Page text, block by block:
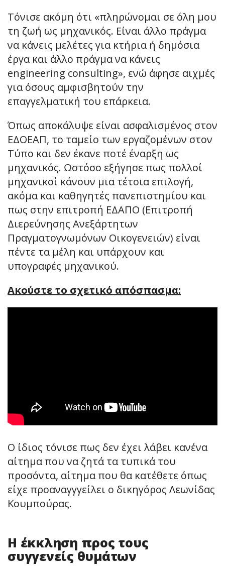
Τόνισε ακόμη ότι «πληρώνομαι σε όλη μου
τη ζωή ως μηχανικός. Είναι άλλο πράγμα
να κάνεις μελέτες για κτήρια ή δημόσια
έργα και άλλο πράγμα να κάνεις
engineering consulting», ενώ άφησε αιχμές
για όσους αμφισβητούν την
επαγγελματική του επάρκεια.
Όπως αποκάλυψε είναι ασφαλισμένος στον
ΕΔΟΕΑΠ, το ταμείο των εργαζομένων στον
Τύπο και δεν έκανε ποτέ έναρξη ως
μηχανικός. Ωστόσο εξήγησε πως πολλοί
μηχανικοί κάνουν μια τέτοια επιλογή,
ακόμα και καθηγητές πανεπιστημίου και
πως στην επιτροπή ΕΔΑΠΟ (Επιτροπή
Διερεύνησης Ανεξάρτητων
Πραγματογνωμόνων Οικογενειών) είναι
πέντε τα μέλη και υπάρχουν και
υπογραφές μηχανικού.
Ακούστε το σχετικό απόσπασμα:
Ο ίδιος τόνισε πως δεν έχει λάβει κανένα
αίτημα που να ζητά τα τυπικά του
προσόντα, αίτημα που θα κατέθετε όπως
είχε προαναγγγείλει ο δικηγόρος Λεωνίδας
Κουμπούρας.
Η έκκληση προς τους
συγγενείς θυμάτων